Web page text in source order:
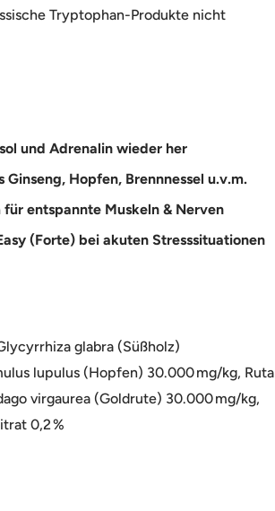
Tryptophan-Produkte nicht
und Adrenalin wieder her
Hopfen, Brennnessel u.v.m.
entspannte Muskeln & Nerven
(Forte) bei akuten Stresssituationen
glabra (Süßholz)
lupulus (Hopfen) 30.000 mg/kg, Ruta
virgaurea (Goldrute) 30.000 mg/kg,
0,2 %